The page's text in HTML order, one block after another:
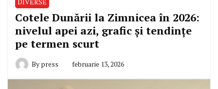
Cotele Dunării la Zimnicea în 2026:
nivelul apei azi, grafic și tendințe
pe termen scurt
By press februarie 13, 2026